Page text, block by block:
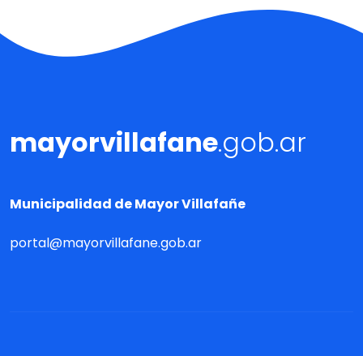
mayorvillafane.gob.ar
Municipalidad de Mayor Villafañe
portal@mayorvillafane.gob.ar